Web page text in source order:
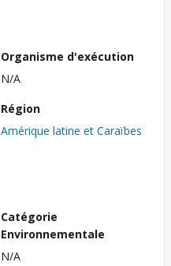
Organisme d'exécution
N/A
Région
Amérique latine et Caraïbes
Catégorie
Environnementale
N/A